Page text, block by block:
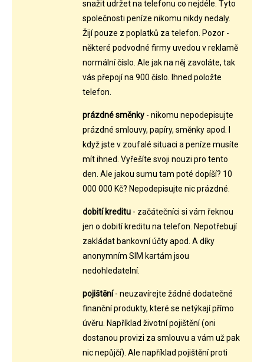
snažit udržet na telefonu co nejdéle. Tyto
společnosti peníze nikomu nikdy nedaly.
Žijí pouze z poplatků za telefon. Pozor -
některé podvodné firmy uvedou v reklamě
normální číslo. Ale jak na něj zavoláte, tak
vás přepojí na 900 číslo. Ihned položte
telefon.
prázdné směnky - nikomu nepodepisujte
prázdné smlouvy, papíry, směnky apod. I
když jste v zoufalé situaci a peníze musíte
mít ihned. Vyřešíte svoji nouzi pro tento
den. Ale jakou sumu tam poté dopíší? 10
000 000 Kč? Nepodepisujte nic prázdné.
dobití kreditu - začátečníci si vám řeknou
jen o dobití kreditu na telefon. Nepotřebují
zakládat bankovní účty apod. A díky
anonymním SIM kartám jsou
nedohledatelní.
pojištění- neuzavírejte žádné dodatečné
finanční produkty, které se netýkají přímo
úvěru. Například životní pojištění (oni
dostanou provizi za smlouvu a vám už pak
nic nepůjčí). Ale například pojištění proti